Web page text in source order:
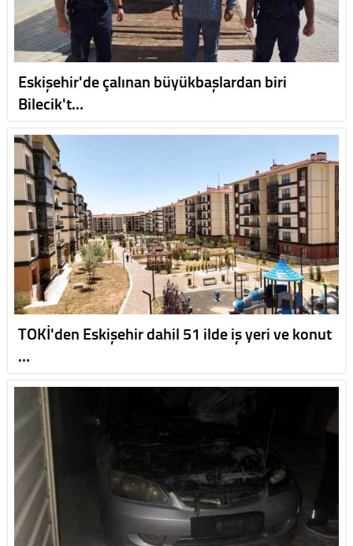
Eskişehir'de çalınan büyükbaşlardan biri
Bilecik't…
TOKİ'den Eskişehir dahil 51 ilde iş yeri ve konut
…